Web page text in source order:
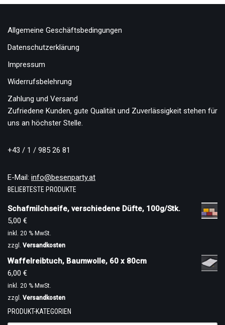
Allgemeine Geschäftsbedingungen
Datenschutzerklärung
Impressum
Widerrufsbelehrung
Zahlung und Versand
Zufriedene Kunden, gute Qualität und Zuverlässigkeit stehen für
uns an höchster Stelle.
+43 / 1 / 985 26 81
E-Mail: info@besenparty.at
BELIEBTESTE PRODUKTE
Schafmilchseife, verschiedene Düfte, 100g/Stk.
5,00 €
inkl. 20 % MwSt.
zzgl. Versandkosten
Waffelreibtuch, Baumwolle, 60 x 80cm
6,00 €
inkl. 20 % MwSt.
zzgl. Versandkosten
PRODUKT-KATEGORIEN